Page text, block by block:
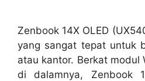
Zenbook 14X OLED
yang sangat tepat untuk
atau kantor. Berkat modul
di dalamnya, Zenbook